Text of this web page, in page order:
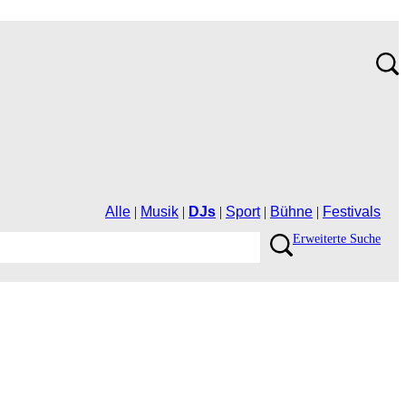
Alle | Musik | DJs | Sport| Bühne | Festivals
ErweiterteSuche